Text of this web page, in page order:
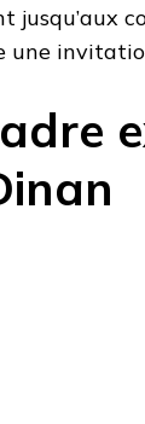
jusqu’aux
une